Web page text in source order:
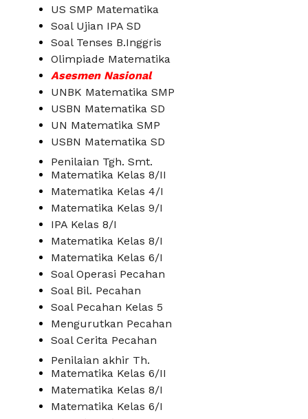
US SMP Matematika
Soal Ujian IPA SD
Soal Tenses B.Inggris
Olimpiade Matematika
Asesmen Nasional
UNBK Matematika SMP
USBN Matematika SD
UN Matematika SMP
USBN Matematika SD
Penilaian Tgh. Smt.
Matematika Kelas 8/II
Matematika Kelas 4/I
Matematika Kelas 9/I
IPA Kelas 8/I
Matematika Kelas 8/I
Matematika Kelas 6/I
Soal Operasi Pecahan
Soal Bil. Pecahan
Soal Pecahan Kelas 5
Mengurutkan Pecahan
Soal Cerita Pecahan
Penilaian akhir Th.
Matematika Kelas 6/II
Matematika Kelas 8/I
Matematika Kelas 6/I